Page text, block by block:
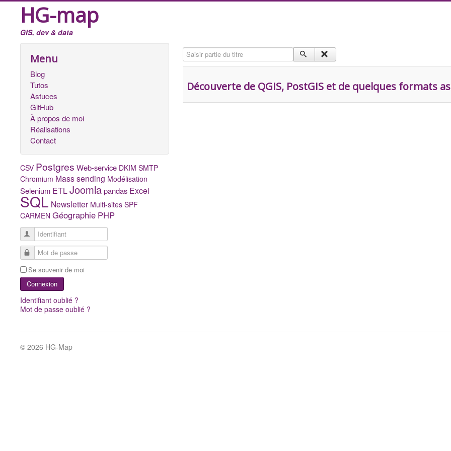
HG-map
GIS, dev & data
Menu
Blog
Tutos
Astuces
GitHub
À propos de moi
Réalisations
Contact
CSV Postgres Web-service DKIM SMTP
Chromium Mass sending Modélisation
Selenium ETLJoomlapandas Excel
SQL Newsletter Multi-sites SPF
CARMEN Géographie PHP
Identifiant
Mot de passe
Se souvenir de moi
Connexion
Identifiant oublié ?
Mot de passe oublié ?
Saisir partie du titre
Découverte de QGIS, PostGIS et de quelques formats
© 2026 HG-Map